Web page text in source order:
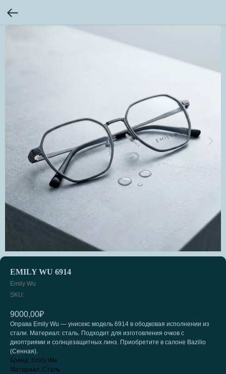
EMILY WU 6914
Emily Wu
SKU:
9000,00₽
Оправа Emily Wu — унисекс модель 6914 в ободковая исполнении из
стали. Материал: сталь. Подходит для изготовления очков с
диоптриями и солнцезащитных линз. Приобретите в салоне Bazilio
(Сенная).
Бренд: Emily Wu
Материал: Сталь